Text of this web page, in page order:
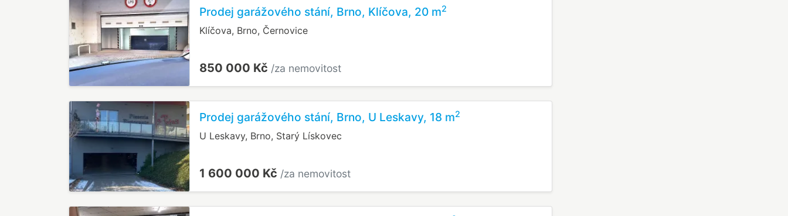
Prodej garážového stání, Brno, Klíčova, 20 m2
Klíčova, Brno, Černovice
850 000 Kč /za nemovitost
Prodej garážového stání, Brno, U Leskavy, 18 m2
U Leskavy, Brno, Starý Lískovec
1 600 000 Kč /za nemovitost